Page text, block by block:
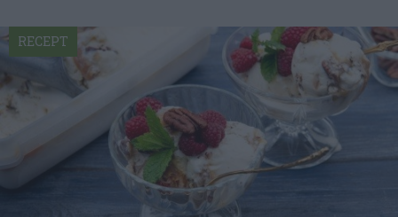
RECEPT